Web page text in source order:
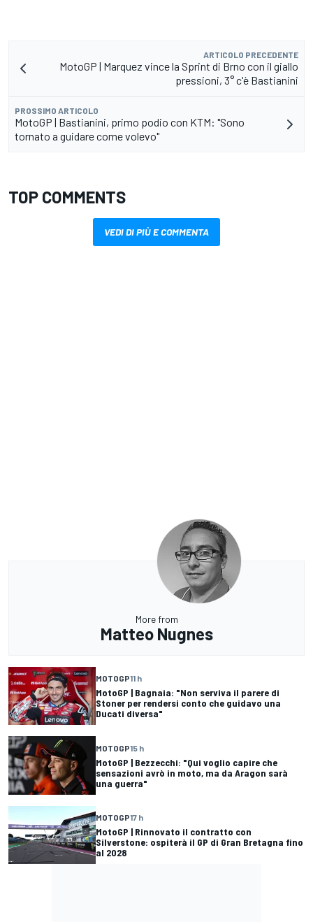
ARTICOLO PRECEDENTE
MotoGP | Marquez vince la Sprint di Brno con il giallo
pressioni, 3° c'è Bastianini
PROSSIMO ARTICOLO
MotoGP | Bastianini, primo podio con KTM: "Sono
tornato a guidare come volevo"
TOP COMMENTS
VEDI DI PIÙ E COMMENTA
More from
Matteo Nugnes
MOTOGP11 h
MotoGP | Bagnaia: "Non serviva il parere di
Stoner per rendersi conto che guidavo una
Ducati diversa"
MOTOGP15 h
MotoGP | Bezzecchi: "Qui voglio capire che
sensazioni avrò in moto, ma da Aragon sarà
una guerra"
MOTOGP17 h
MotoGP | Rinnovato il contratto con
Silverstone: ospiterà il GP di Gran Bretagna fino
al 2028